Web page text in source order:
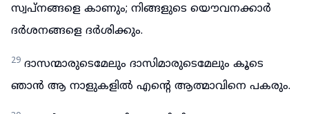
സ്വപ്നങ്ങളെ കാണും; നിങ്ങളുടെ യൌവനക്കാർ
ദർശനങ്ങളെ ദർശിക്കും.
29 ദാസന്മാരുടെമേലും ദാസിമാരുടെമേലും കൂടെ
ഞാൻ ആ നാളുകളിൽ എന്റെ ആത്മാവിനെ പകരും.